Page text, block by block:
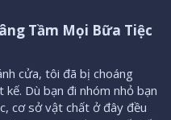
Tầm Mọi Bữa Tiệc
cửa, tôi đã bị choáng
Dù bạn đi nhóm nhỏ bạn
cơ sở vật chất ở đây đều